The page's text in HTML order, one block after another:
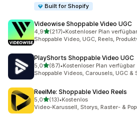
Built for Shopify
Videowise Shoppable Video UGC
4,9von 5 Sternen
(217)
217 Rezensionen insgesamt
•Kostenloser Plan verfügbar
Shoppable Video, UGC, Reels,
PlayShorts Shoppable Video UGC
5,0von 5 Sternen
(87)
87 Rezensionen insgesamt
•Kostenloser Plan verfügbar
Shoppable Videos, Carousels, UGC
ReelMe: Shoppable Video Reels
5,0von 5 Sternen
(13)
13 Rezensionen insgesamt
•Kostenlos
Video-Karussell, Storys, Raster- &